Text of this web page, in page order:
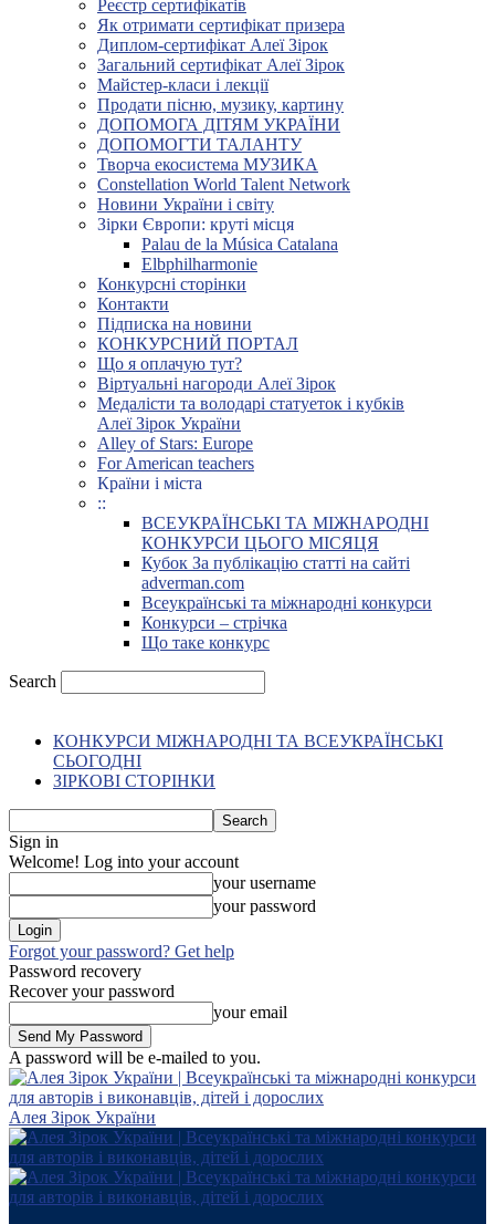
Реєстр сертифікатів
Як отримати сертифікат призера
Диплом-сертифікат Алеї Зірок
Загальний сертифікат Алеї Зірок
Майстер-класи і лекції
Продати пісню, музику, картину
ДОПОМОГА ДІТЯМ УКРАЇНИ
ДОПОМОГТИ ТАЛАНТУ
Творча екосистема МУЗИКА
Constellation World Talent Network
Новини України і світу
Зірки Європи: круті місця
Palau de la Música Catalana
Elbphilharmonie
Конкурсні сторінки
Контакти
Підписка на новини
КОНКУРСНИЙ ПОРТАЛ
Що я оплачую тут?
Віртуальні нагороди Алеї Зірок
Медалісти та володарі статуеток і кубків
Алеї Зірок України
Alley of Stars: Europe
For American teachers
Країни і міста
::
ВСЕУКРАЇНСЬКІ ТА МІЖНАРОДНІ
КОНКУРСИ ЦЬОГО МІСЯЦЯ
Кубок За публікацію статті на сайті
adverman.com
Всеукраїнські та міжнародні конкурси
Конкурси – стрічка
Що таке конкурс
Search
КОНКУРСИ МІЖНАРОДНІ ТА ВСЕУКРАЇНСЬКІ
СЬОГОДНІ
ЗІРКОВІ СТОРІНКИ
Sign in
Welcome! Log into your account
your username
your password
Forgot your password? Get help
Password recovery
Recover your password
your email
A password will be e-mailed to you.
Алея Зірок України